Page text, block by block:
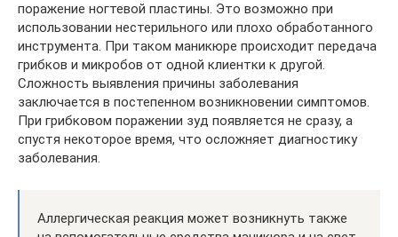
поражение ногтевой пластины. Это возможно при
использовании нестерильного или плохо обработанного
инструмента. При таком маникюре происходит передача
грибков и микробов от одной клиентки к другой.
Сложность выявления причины заболевания
заключается в постепенном возникновении симптомов.
При грибковом поражении зуд появляется не сразу, а
спустя некоторое время, что осложняет диагностику
заболевания.
Аллергическая реакция может возникнуть также